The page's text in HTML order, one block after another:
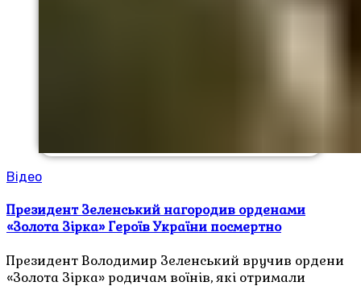
Відео
Президент Зеленський нагородив орденами
«Золота Зірка» Героїв України посмертно
Президент Володимир Зеленський вручив ордени
«Золота Зірка» родичам воїнів, які отримали